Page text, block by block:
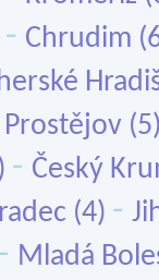
- Chrudim
Prostějov
- Český
(4) -
- Mladá